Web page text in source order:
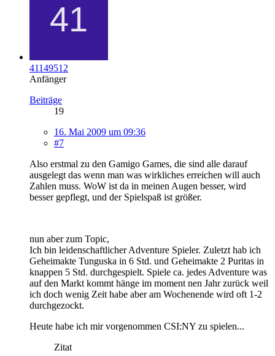
41149512
Anfänger
Beiträge
19
16. Mai 2009 um 09:36
#7
Also erstmal zu den Gamigo Games, die sind alle darauf
ausgelegt das wenn man was wirkliches erreichen will auch
Zahlen muss. WoW ist da in meinen Augen besser, wird
besser gepflegt, und der Spielspaß ist größer.
nun aber zum Topic,
Ich bin leidenschaftlicher Adventure Spieler. Zuletzt hab ich
Geheimakte Tunguska in 6 Std. und Geheimakte 2 Puritas in
knappen 5 Std. durchgespielt. Spiele ca. jedes Adventure was
auf den Markt kommt hänge im moment nen Jahr zurück weil
ich doch wenig Zeit habe aber am Wochenende wird oft 1-2
durchgezockt.
Heute habe ich mir vorgenommen CSI:NY zu spielen...
Zitat